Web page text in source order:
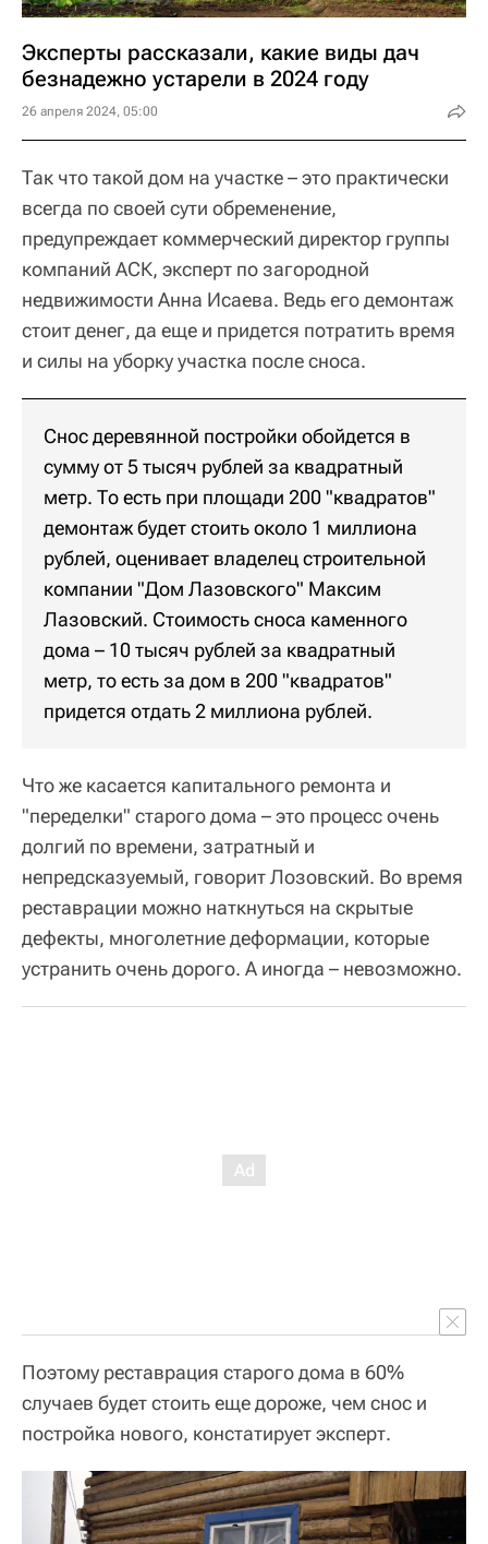
Эксперты рассказали, какие виды дач
безнадежно устарели в 2024 году
26 апреля 2024, 05:00
Так что такой дом на участке – это практически
всегда по своей сути обременение,
предупреждает коммерческий директор группы
компаний АСК, эксперт по загородной
недвижимости Анна Исаева. Ведь его демонтаж
стоит денег, да еще и придется потратить время
и силы на уборку участка после сноса.
Снос деревянной постройки обойдется в
сумму от 5 тысяч рублей за квадратный
метр. То есть при площади 200 "квадратов"
демонтаж будет стоить около 1 миллиона
рублей, оценивает владелец строительной
компании "Дом Лазовского" Максим
Лазовский. Стоимость сноса каменного
дома – 10 тысяч рублей за квадратный
метр, то есть за дом в 200 "квадратов"
придется отдать 2 миллиона рублей.
Что же касается капитального ремонта и
"переделки" старого дома – это процесс очень
долгий по времени, затратный и
непредсказуемый, говорит Лозовский. Во время
реставрации можно наткнуться на скрытые
дефекты, многолетние деформации, которые
устранить очень дорого. А иногда – невозможно.
Поэтому реставрация старого дома в 60%
случаев будет стоить еще дороже, чем снос и
постройка нового, констатирует эксперт.